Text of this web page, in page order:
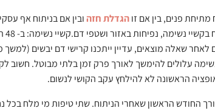
פנים, בין אם זוהגדלת חזהובין אם בניתוח אף
שאלה מוצאים, עדיין ייתכנו קרישי דם יבשים (למשך
עלולים להימשך לאורך פרק זמן בלתי מבוטל. חשוב
הראשונה לא להילחץ עקב הקושי לנשום.
החודש הראשון שאחרי הניתוח. שתי טיפות מי מלח בכל